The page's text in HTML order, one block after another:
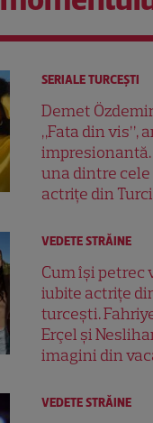
SERIALE TURCEŞTI
Demet
„Fata din vis”,
impresionantă.
una dintre
actrițe din
VEDETE STRĂINE
Cum își petrec
iubite actrițe
turcești.
Erçel și
imagini din
VEDETE STRĂINE